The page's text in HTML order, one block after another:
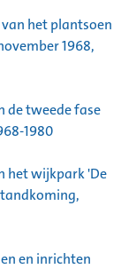
het plantsoen
1968,
de tweede fase
1980
het wijkpark 'De
en inrichten